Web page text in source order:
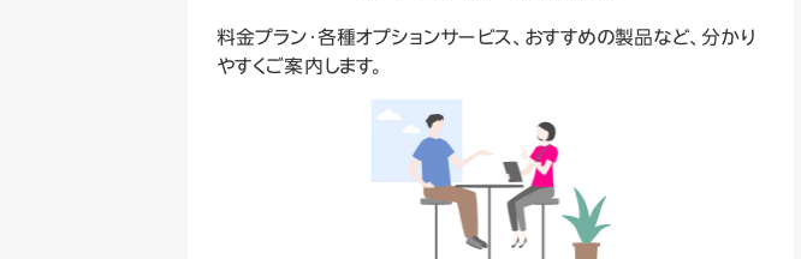
料金プラン・各種オプションサービス、おすすめの製品など、分かり
やすくご案内します。